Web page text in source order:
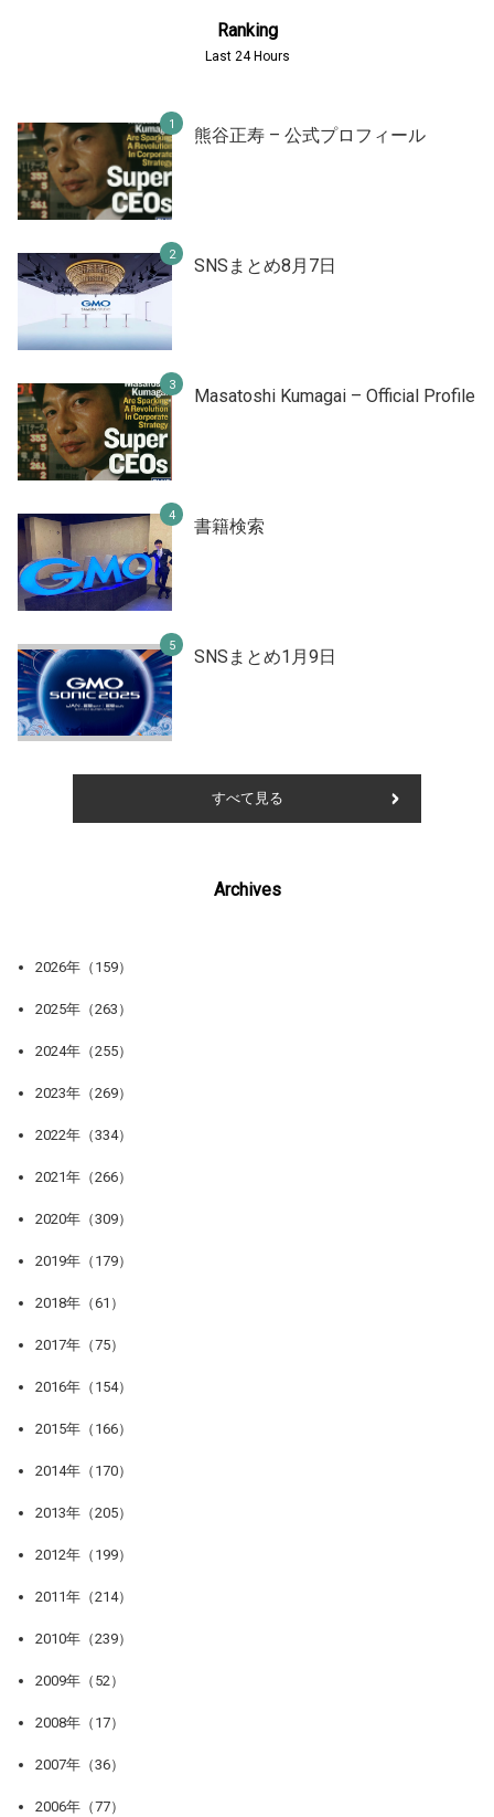
Ranking
Last 24 Hours
熊谷正寿 – 公式プロフィール
SNSまとめ8月7日
Masatoshi Kumagai – Official Profile
書籍検索
SNSまとめ1月9日
すべて見る
Archives
2026年（159）
2025年（263）
2024年（255）
2023年（269）
2022年（334）
2021年（266）
2020年（309）
2019年（179）
2018年（61）
2017年（75）
2016年（154）
2015年（166）
2014年（170）
2013年（205）
2012年（199）
2011年（214）
2010年（239）
2009年（52）
2008年（17）
2007年（36）
2006年（77）